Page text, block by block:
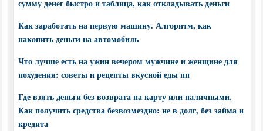
сумму денег быстро и таблица, как откладывать деньги
Как заработать на первую машину. Алгоритм, как
накопить деньги на автомобиль
Что лучше есть на ужин вечером мужчине и женщине для
похудения: советы и рецепты вкусной еды пп
Где взять деньги без возврата на карту или наличными.
Как получить средства безвозмездно: не в долг, без займа и
кредита